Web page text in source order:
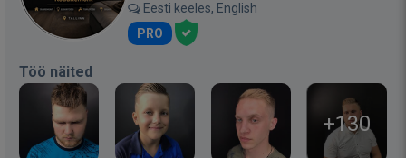
Eesti keeles, English
PRO
Töö näited
+130